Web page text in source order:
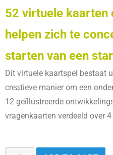
52 virtuele kaarten
helpen zich te
starten van een
Dit virtuele kaartspel bestaat
creatieve manier om een
12 geïllustreerde
vragenkaarten verdeeld over 4